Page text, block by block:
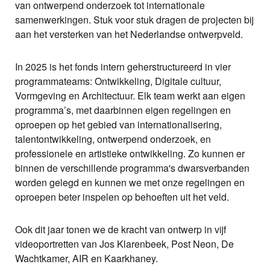
van ontwerpend onderzoek tot internationale
samenwerkingen. Stuk voor stuk dragen de projecten bij
aan het versterken van het Nederlandse ontwerpveld.
In 2025 is het fonds intern geherstructureerd in vier
programmateams: Ontwikkeling, Digitale cultuur,
Vormgeving en Architectuur. Elk team werkt aan eigen
programma’s, met daarbinnen eigen regelingen en
oproepen op het gebied van internationalisering,
talentontwikkeling, ontwerpend onderzoek, en
professionele en artistieke ontwikkeling. Zo kunnen er
binnen de verschillende programma's dwarsverbanden
worden gelegd en kunnen we met onze regelingen en
oproepen beter inspelen op behoeften uit het veld.
Ook dit jaar tonen we de kracht van ontwerp in vijf
videoportretten van Jos Klarenbeek, Post Neon, De
Wachtkamer, AIR en Kaarkhaney.